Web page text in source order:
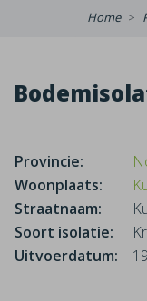
Home
Provincie:
Woonplaats:
Straatnaam:
Soort isolatie:
Uitvoerdatum: